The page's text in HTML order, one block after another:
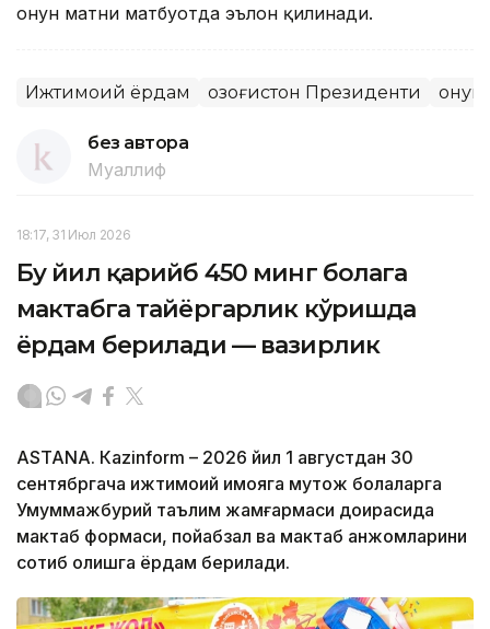
Қонун матни матбуотда эълон қилинади.
Ижтимоий ёрдам Қозоғистон Президенти Қонун
без автора
Муаллиф
18:17, 31 Июл 2026
Бу йил қарийб 450 минг болага
мактабга тайёргарлик кўришда
ёрдам берилади — вазирлик
ASTANА. Кazinform – 2026 йил 1 августдан 30
сентябргача ижтимоий ҳимояга муҳтож болаларга
Умуммажбурий таълим жамғармаси доирасида
мактаб формаси, пойабзал ва мактаб анжомларини
сотиб олишга ёрдам берилади.